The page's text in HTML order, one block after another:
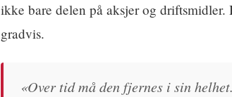
ikke bare delen på aksjer og driftsmidler.
gradvis.
«Over tid må den fjernes i sin